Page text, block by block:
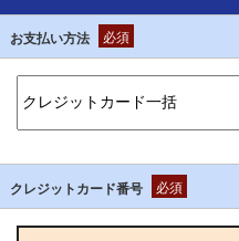
お支払い方法 必須
クレジットカード番号 必須